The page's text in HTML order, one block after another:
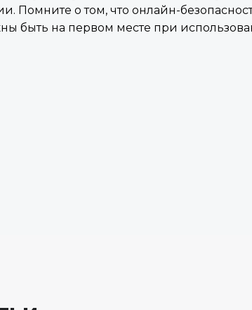
Помните о том, что онлайн-
быть на первом месте при